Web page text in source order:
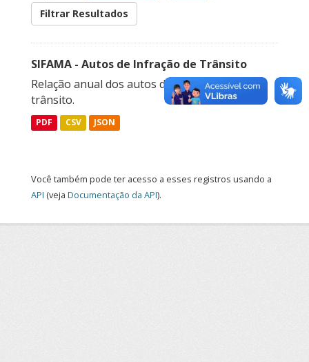
Filtrar Resultados
SIFAMA - Autos de Infração de Trânsito
Relação anual dos autos de infração de
trânsito.
PDF CSV JSON
Você também pode ter acesso a esses registros usando a
API (veja Documentação da API).